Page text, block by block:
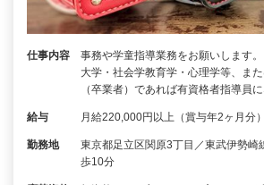
仕事内容
事務や学童指導業務をお願いします
大学・社会学教育学・心理学等、ま
（卒業者）であれば有資格者指導員
給与 月給220,000円以上（賞与年2ヶ月分）
勤務地
東京都足立区関原3丁目／東武伊勢崎
歩10分